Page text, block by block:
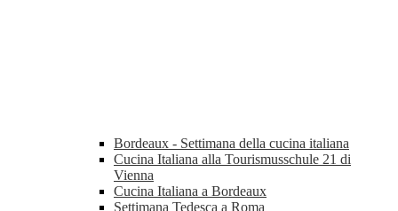
Bordeaux - Settimana della cucina italiana
Cucina Italiana alla Tourismusschule 21 di
Vienna
Cucina Italiana a Bordeaux
Settimana Tedesca a Roma